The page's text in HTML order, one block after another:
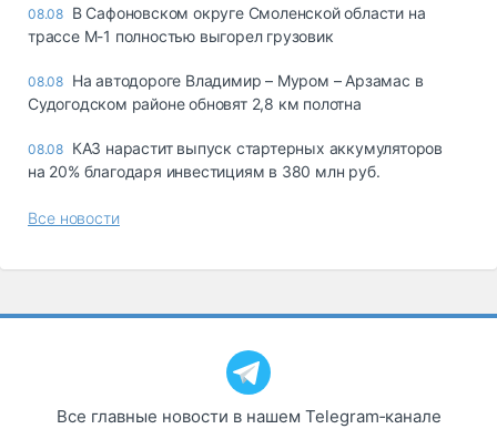
08.08 В Сафоновском округе Смоленской области на
трассе М-1 полностью выгорел грузовик
08.08 На автодороге Владимир – Муром – Арзамас в
Судогодском районе обновят 2,8 км полотна
08.08 КАЗ нарастит выпуск стартерных аккумуляторов
на 20% благодаря инвестициям в 380 млн руб.
Все новости
Все главные новости в нашем Telegram‑канале